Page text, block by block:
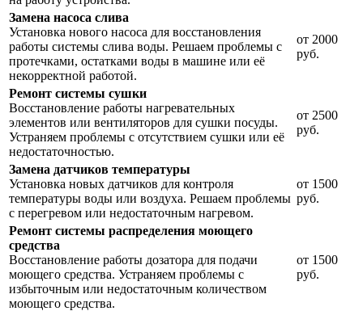
Замена насоса слива
Установка нового насоса для восстановления
работы системы слива воды. Решаем проблемы с
протечками, остатками воды в машине или её
некорректной работой.
от 2000
руб.
Ремонт системы сушки
Восстановление работы нагревательных
элементов или вентиляторов для сушки посуды.
Устраняем проблемы с отсутствием сушки или её
недостаточностью.
от 2500
руб.
Замена датчиков температуры
Установка новых датчиков для контроля
температуры воды или воздуха. Решаем проблемы
с перегревом или недостаточным нагревом.
от 1500
руб.
Ремонт системы распределения моющего
средства
Восстановление работы дозатора для подачи
моющего средства. Устраняем проблемы с
избыточным или недостаточным количеством
моющего средства.
от 1500
руб.